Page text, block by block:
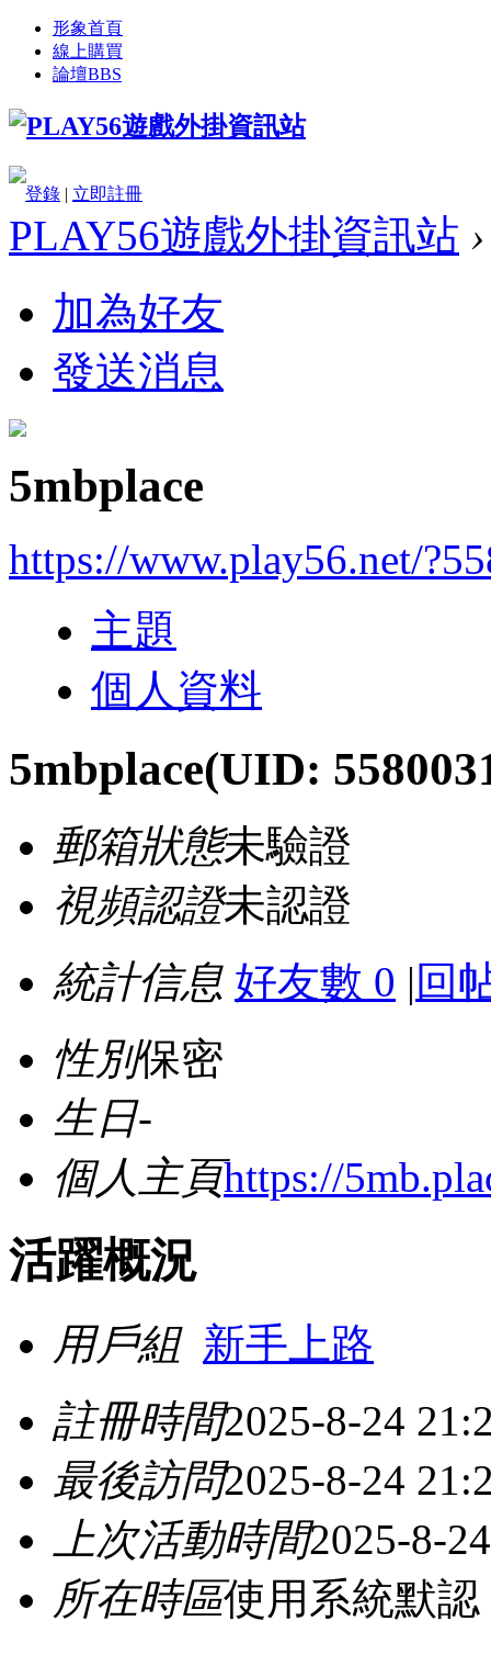
形象首頁
線上購買
論壇BBS
登錄 | 立即註冊
PLAY56遊戲外掛資訊站 ›
加為好友
發送消息
5mbplace
https://www.play56.net/
主題
個人資料
5mbplace(UID:
郵箱狀態未驗證
視頻認證未認證
統計信息 好友數 0 | 回
性別保密
生日-
個人主頁https://
活躍概況
用戶組 新手上路
註冊時間2025-8-24
最後訪問2025-8-24
上次活動時間2025-8-
所在時區使用系統默認